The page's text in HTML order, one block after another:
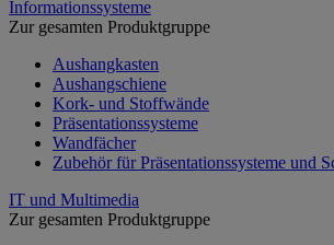
Informationssysteme
Zur gesamten Produktgruppe
Aushangkasten
Aushangschiene
Kork- und Stoffwände
Präsentationssysteme
Wandfächer
Zubehör für Präsentationssysteme und
IT und Multimedia
Zur gesamten Produktgruppe